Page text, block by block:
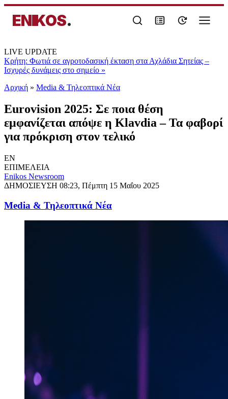
ENIKOS.
LIVE UPDATE
Κρήτη: Φωτιά σε αγροτοδασική έκταση στα Αχλάδια Σητείας –
Ισχυρές δυνάμεις στο σημείο »
Αρχική » Media & Τηλεοπτικά Νέα
Eurovision 2025: Σε ποια θέση
εμφανίζεται απόψε η Klavdia – Τα φαβορί
για πρόκριση στον τελικό
EN
ΕΠΙΜΕΛΕΙΑ
Enikos Newsroom
ΔΗΜΟΣΙΕΥΣΗ 08:23, Πέμπτη 15 Μαΐου 2025
Media & Τηλεοπτικά Νέα